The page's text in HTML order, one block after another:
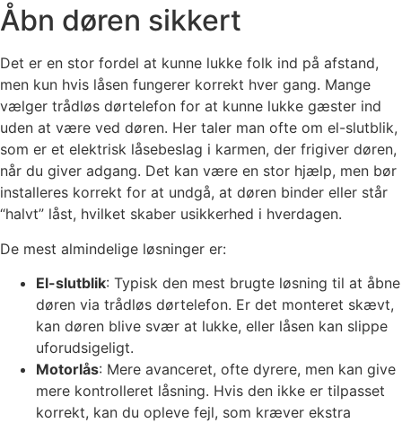
Åbn døren sikkert
Det er en stor fordel at kunne lukke folk ind på afstand,
men kun hvis låsen fungerer korrekt hver gang. Mange
vælger trådløs dørtelefon for at kunne lukke gæster ind
uden at være ved døren. Her taler man ofte om el-slutblik,
som er et elektrisk låsebeslag i karmen, der frigiver døren,
når du giver adgang. Det kan være en stor hjælp, men bør
installeres korrekt for at undgå, at døren binder eller står
“halvt” låst, hvilket skaber usikkerhed i hverdagen.
De mest almindelige løsninger er:
El-slutblik: Typisk den mest brugte løsning til at åbne
døren via trådløs dørtelefon. Er det monteret skævt,
kan døren blive svær at lukke, eller låsen kan slippe
uforudsigeligt.
Motorlås: Mere avanceret, ofte dyrere, men kan give
mere kontrolleret låsning. Hvis den ikke er tilpasset
korrekt, kan du opleve fejl, som kræver ekstra